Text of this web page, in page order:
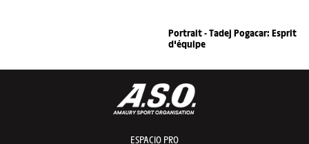
Portrait - Tadej Pogacar: Esprit
d'équipe
ESPACIO PRO